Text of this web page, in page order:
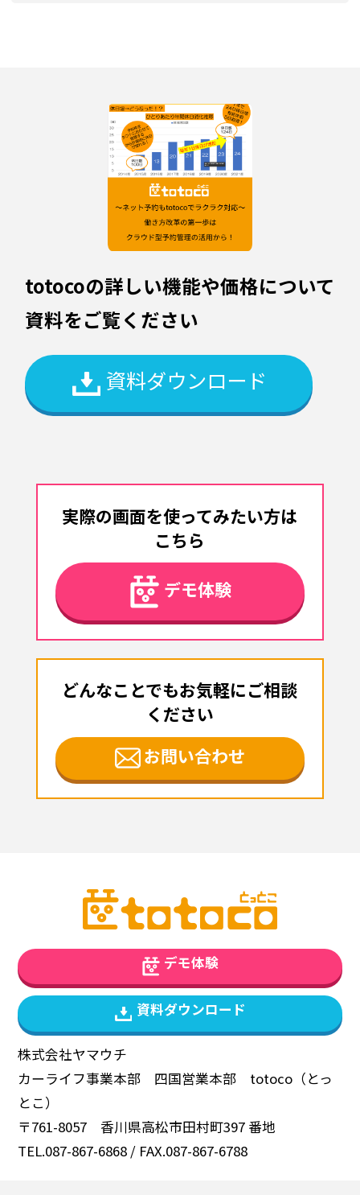
totocoの詳しい機能や価格について
資料をご覧ください
資料ダウンロード
実際の画面を使ってみたい方は
こちら
デモ体験
どんなことでもお気軽にご相談
ください
お問い合わせ
デモ体験
資料ダウンロード
株式会社ヤマウチ
カーライフ事業本部 四国営業本部 totoco（とっ
とこ）
〒761-8057 香川県高松市田村町397 番地
TEL.087-867-6868 / FAX.087-867-6788